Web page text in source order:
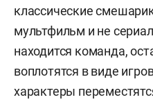
классические
мультфильм и не
находится команда,
воплотятся в виде
характеры